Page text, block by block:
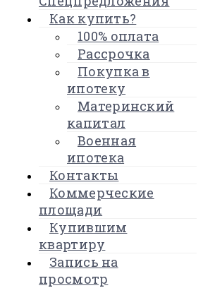
Как купить?
100% оплата
Рассрочка
Покупка в
ипотеку
Материнский
капитал
Военная
ипотека
Контакты
Коммерческие
площади
Купившим
квартиру
Запись на
просмотр